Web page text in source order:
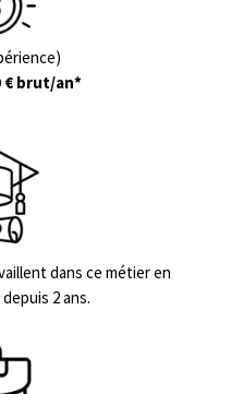
€ brut/an*
dans ce métier en
2 ans.